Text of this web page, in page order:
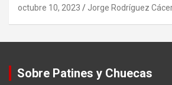
octubre 10, 2023 Jorge Rodríguez
Sobre Patines y Chuecas